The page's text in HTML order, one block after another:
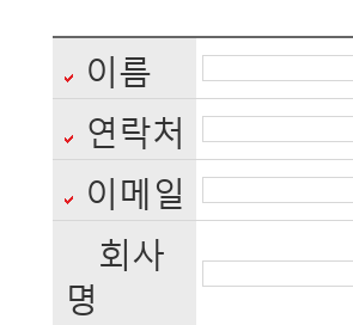
회사는 개인정보
공지)을 통하여
ο 본 방침은 :
이름
연락처
이메일
회사
명